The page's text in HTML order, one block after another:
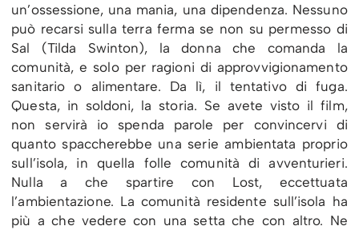
un’ossessione, una mania, una dipendenza. Nessuno
può recarsi sulla terra ferma se non su permesso di
Sal (Tilda Swinton), la donna che comanda la
comunità, e solo per ragioni di approvvigionamento
sanitario o alimentare. Da lì, il tentativo di fuga.
Questa, in soldoni, la storia. Se avete visto il film,
non servirà io spenda parole per convincervi di
quanto spaccherebbe una serie ambientata proprio
sull’isola, in quella folle comunità di avventurieri.
Nulla a che spartire con Lost, eccettuata
l’ambientazione. La comunità residente sull’isola ha
più a che vedere con una setta che con altro. Ne